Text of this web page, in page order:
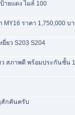
ายแดง ไมล์ 100
MY16 ราคา 1,750,000 บ
ยว S203 S204
ว สภาพดี พร้อมประกันชั้น 1
สักคันครับ